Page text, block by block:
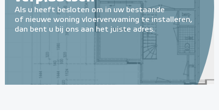
Als u heeft besloten om in uw bestaande
of nieuwe woning vloerverwaming te installeren,
dan bent u bij ons aan het juiste adres.